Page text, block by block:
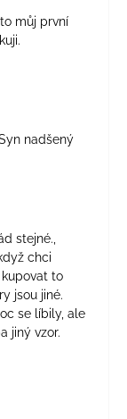
můj první
nadšený
stejné.,
chci
to
jsou jiné.
se líbily, ale
jiný vzor.